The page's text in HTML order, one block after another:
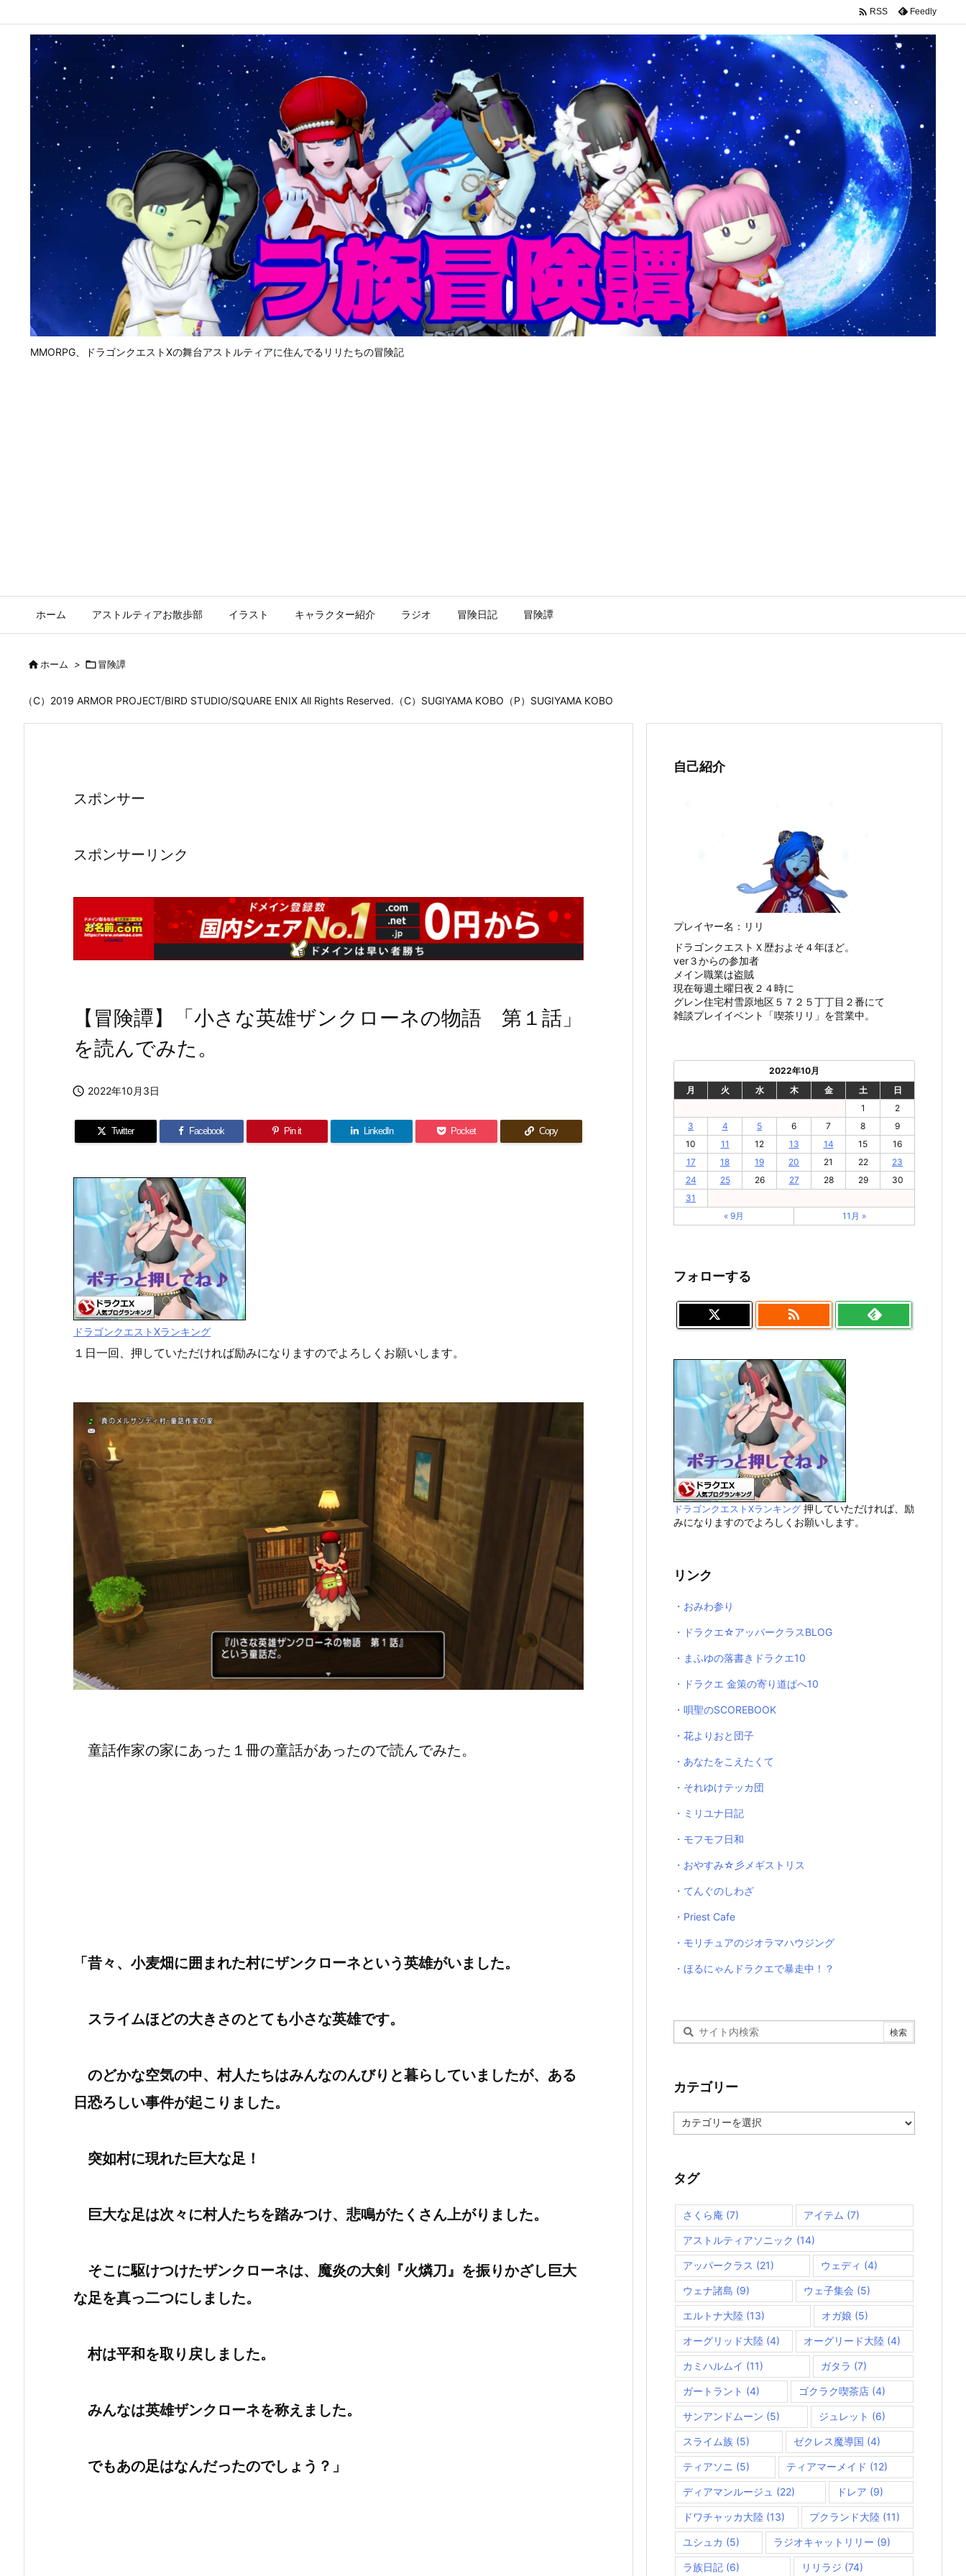
MMORPG、ドラゴンクエストⅩの舞台アストルティアに住んでるリリたちの冒険記
ホーム アストルティアお散歩部 イラスト キャラクター紹介 ラジオ 冒険日記 冒険譚
 RSS Feedly
ホーム > 冒険譚
（C）2019 ARMOR PROJECT/BIRD STUDIO/SQUARE ENIX All Rights Reserved.（C）SUGIYAMA KOBO（P）SUGIYAMA KOBO
スポンサー
スポンサーリンク
【冒険譚】「小さな英雄ザンクローネの物語 第１話」
を読んでみた。
 2022年10月3日
Twitter Facebook Pin it LinkedIn Pocket Copy
ドラゴンクエストXランキング
１日一回、押していただければ励みになりますのでよろしくお願いします。
童話作家の家にあった１冊の童話があったので読んでみた。
「昔々、小麦畑に囲まれた村にザンクローネという英雄がいました。
スライムほどの大きさのとても小さな英雄です。
のどかな空気の中、村人たちはみんなのんびりと暮らしていましたが、ある
日恐ろしい事件が起こりました。
突如村に現れた巨大な足！
巨大な足は次々に村人たちを踏みつけ、悲鳴がたくさん上がりました。
そこに駆けつけたザンクローネは、魔炎の大剣『火燐刀』を振りかざし巨大
な足を真っ二つにしました。
村は平和を取り戻しました。
みんなは英雄ザンクローネを称えました。
でもあの足はなんだったのでしょう？」
自己紹介
プレイヤー名：リリ
ドラゴンクエストＸ歴およそ４年ほど。
ver３からの参加者
メイン職業は盗賊
現在毎週土曜日夜２４時に
グレン住宅村雪原地区５７２５丁丁目２番にて
雑談プレイイベント「喫茶リリ」を営業中。
2022年10月
月
火 水 木 金 土
日
1
2
3
4 5 6 7 8
9
10
11 12 13 14 15
16
17
18 19 20 21 22
23
24
25 26 27 28 29
30
31
« 9月
11月 »
フォローする

ドラゴンクエストXランキング 押していただければ、励
みになりますのでよろしくお願いします。
リンク
・おみわ参り
・ドラクエ☆アッパークラスBLOG
・まふゆの落書きドラクエ10
・ドラクエ 金策の寄り道ぱへ10
・唄聖のSCOREBOOK
・花よりおと団子
・あなたをこえたくて
・それゆけテッカ団
・ミリユナ日記
・モフモフ日和
・おやすみ☆彡メギストリス
・てんぐのしわざ
・Priest Cafe
・モリチュアのジオラマハウジング
・ほるにゃんドラクエで暴走中！？
カテゴリー
テ
ー
タグ
さくら庵 (7) アイテム (7)
アストルティアソニック (14)
アッパークラス (21) ウェディ (4)
ウェナ諸島 (9) ウェ子集会 (5)
エルトナ大陸 (13) オガ娘 (5)
オーグリッド大陸 (4) オーグリード大陸 (4)
カミハルムイ (11) ガタラ (7)
ガートラント (4) ゴクラク喫茶店 (4)
サンアンドムーン (5) ジュレット (6)
スライム族 (5) ゼクレス魔導国 (4)
ティアソニ (5) ティアマーメイド (12)
ディアマンルージュ (22) ドレア (9)
ドワチャッカ大陸 (13) プクランド大陸 (11)
ユシュカ (5) ラジオキャットリリー (9)
ラ族日記 (6) リリラジ (74)